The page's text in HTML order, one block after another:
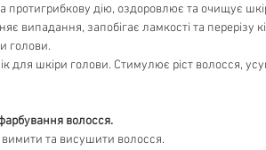
протигрибкову дію, оздоровлює та очищує
випадання, запобігає ламкості та перерізу
голови.
для шкіри голови. Стимулює ріст волосся,
волосся.
та висушити волосся.